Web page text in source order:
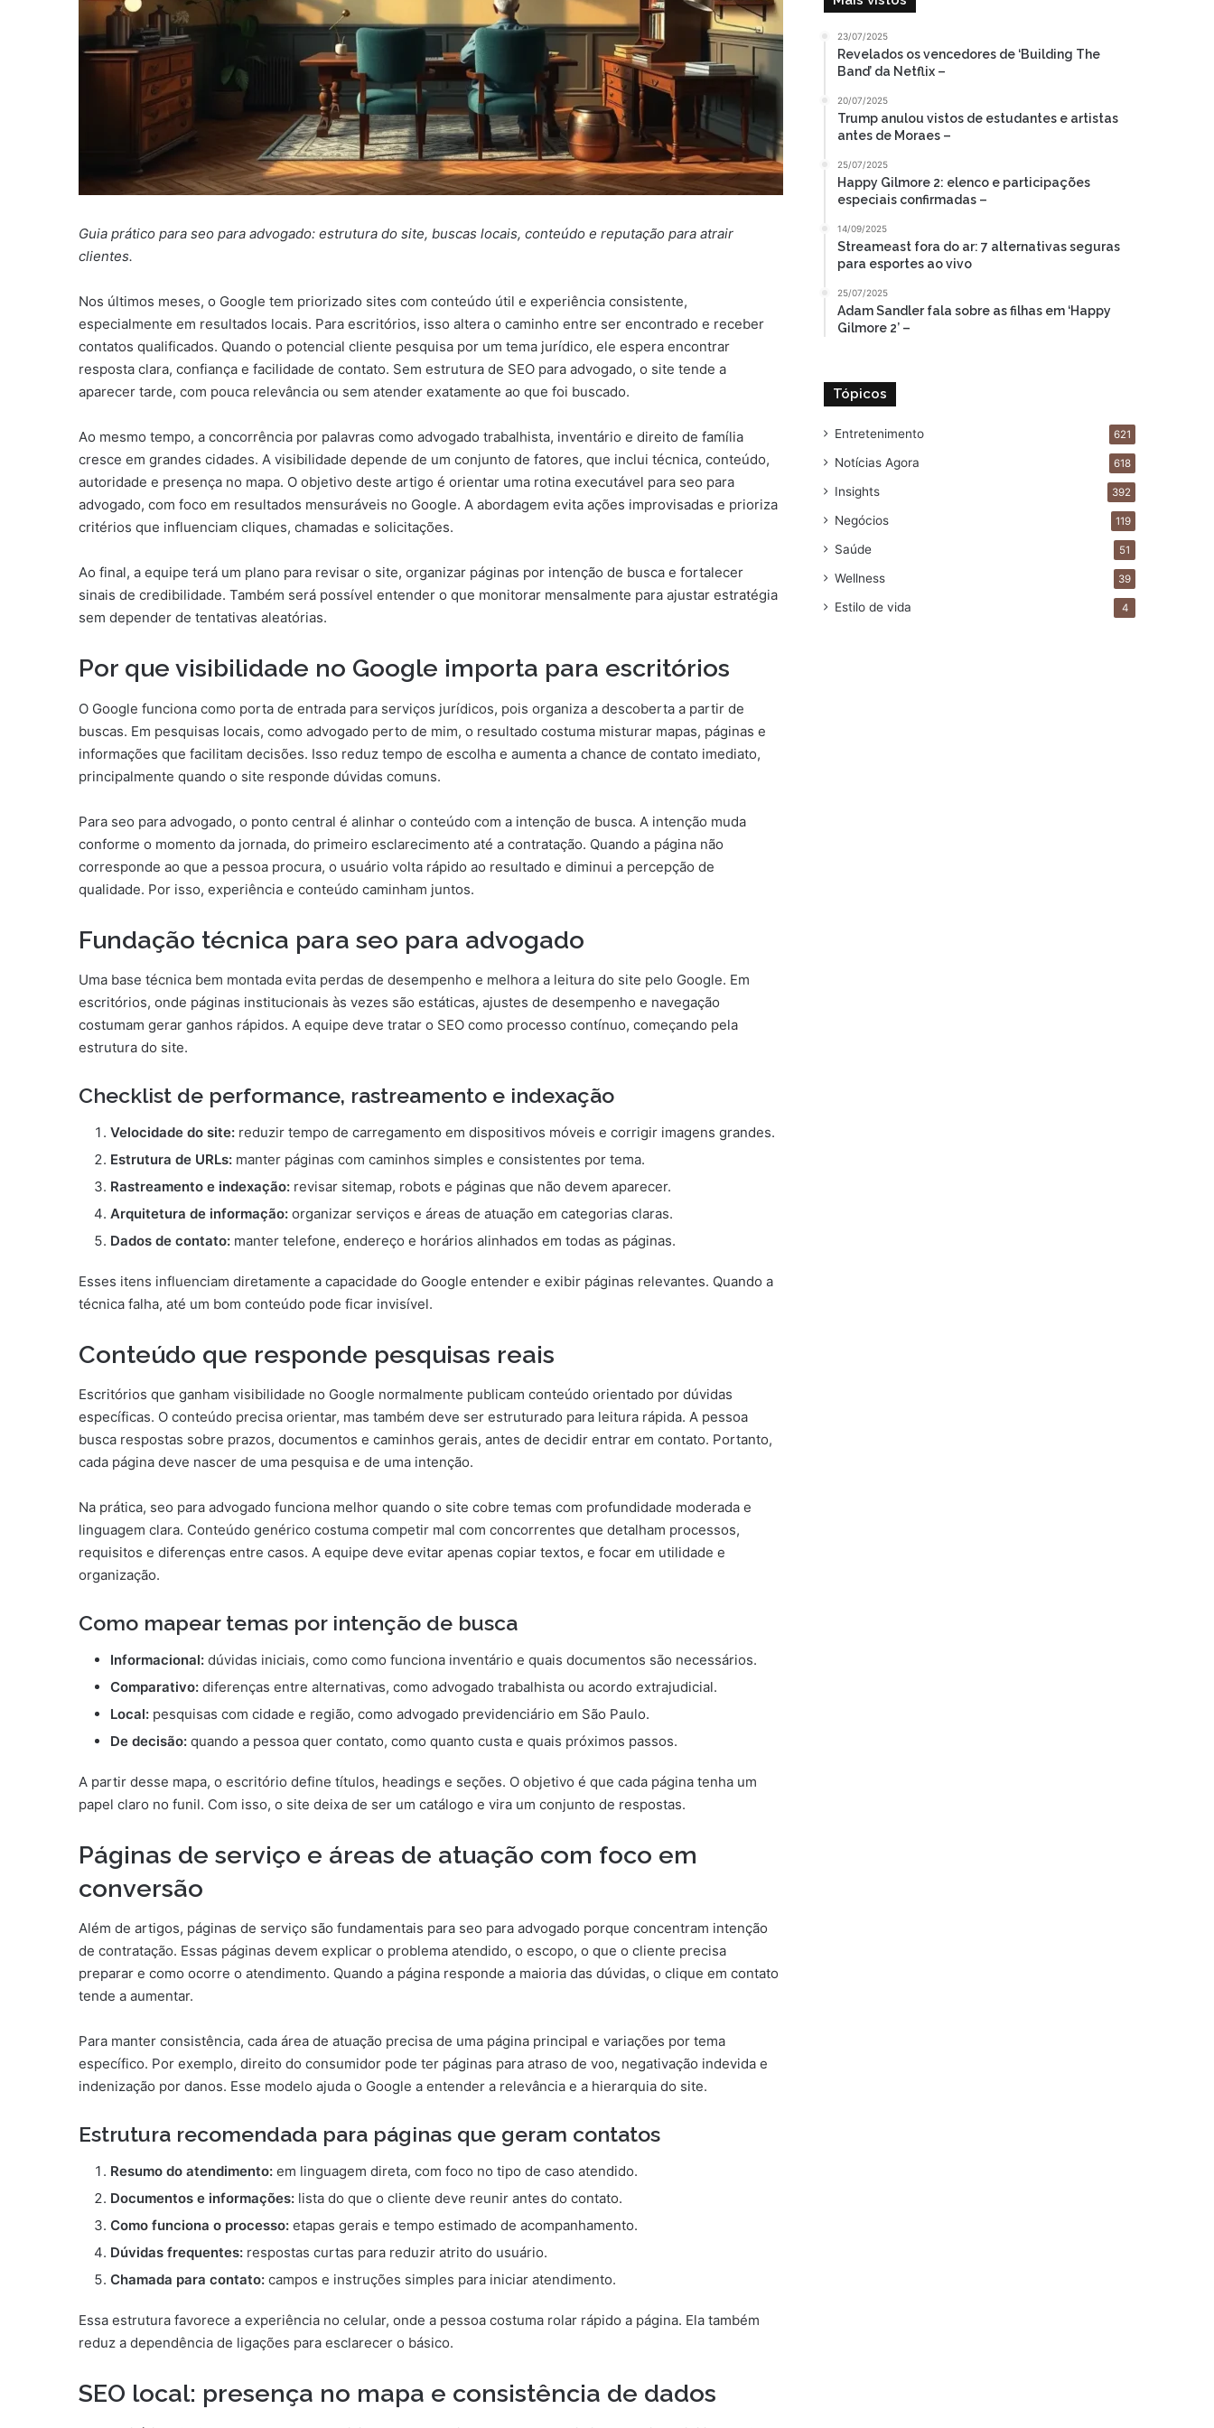
Guia prático para seo para advogado: estrutura do site, buscas locais, conteúdo e reputação para atrair
clientes.
Nos últimos meses, o Google tem priorizado sites com conteúdo útil e experiência consistente,
especialmente em resultados locais. Para escritórios, isso altera o caminho entre ser encontrado e receber
contatos qualificados. Quando o potencial cliente pesquisa por um tema jurídico, ele espera encontrar
resposta clara, confiança e facilidade de contato. Sem estrutura de SEO para advogado, o site tende a
aparecer tarde, com pouca relevância ou sem atender exatamente ao que foi buscado.
Ao mesmo tempo, a concorrência por palavras como advogado trabalhista, inventário e direito de família
cresce em grandes cidades. A visibilidade depende de um conjunto de fatores, que inclui técnica, conteúdo,
autoridade e presença no mapa. O objetivo deste artigo é orientar uma rotina executável para seo para
advogado, com foco em resultados mensuráveis no Google. A abordagem evita ações improvisadas e prioriza
critérios que influenciam cliques, chamadas e solicitações.
Ao final, a equipe terá um plano para revisar o site, organizar páginas por intenção de busca e fortalecer
sinais de credibilidade. Também será possível entender o que monitorar mensalmente para ajustar estratégia
sem depender de tentativas aleatórias.
Por que visibilidade no Google importa para escritórios
O Google funciona como porta de entrada para serviços jurídicos, pois organiza a descoberta a partir de
buscas. Em pesquisas locais, como advogado perto de mim, o resultado costuma misturar mapas, páginas e
informações que facilitam decisões. Isso reduz tempo de escolha e aumenta a chance de contato imediato,
principalmente quando o site responde dúvidas comuns.
Para seo para advogado, o ponto central é alinhar o conteúdo com a intenção de busca. A intenção muda
conforme o momento da jornada, do primeiro esclarecimento até a contratação. Quando a página não
corresponde ao que a pessoa procura, o usuário volta rápido ao resultado e diminui a percepção de
qualidade. Por isso, experiência e conteúdo caminham juntos.
Fundação técnica para seo para advogado
Uma base técnica bem montada evita perdas de desempenho e melhora a leitura do site pelo Google. Em
escritórios, onde páginas institucionais às vezes são estáticas, ajustes de desempenho e navegação
costumam gerar ganhos rápidos. A equipe deve tratar o SEO como processo contínuo, começando pela
estrutura do site.
Checklist de performance, rastreamento e indexação
Velocidade do site: reduzir tempo de carregamento em dispositivos móveis e corrigir imagens grandes.
Estrutura de URLs: manter páginas com caminhos simples e consistentes por tema.
Rastreamento e indexação: revisar sitemap, robots e páginas que não devem aparecer.
Arquitetura de informação: organizar serviços e áreas de atuação em categorias claras.
Dados de contato: manter telefone, endereço e horários alinhados em todas as páginas.
Esses itens influenciam diretamente a capacidade do Google entender e exibir páginas relevantes. Quando a
técnica falha, até um bom conteúdo pode ficar invisível.
Conteúdo que responde pesquisas reais
Escritórios que ganham visibilidade no Google normalmente publicam conteúdo orientado por dúvidas
específicas. O conteúdo precisa orientar, mas também deve ser estruturado para leitura rápida. A pessoa
busca respostas sobre prazos, documentos e caminhos gerais, antes de decidir entrar em contato. Portanto,
cada página deve nascer de uma pesquisa e de uma intenção.
Na prática, seo para advogado funciona melhor quando o site cobre temas com profundidade moderada e
linguagem clara. Conteúdo genérico costuma competir mal com concorrentes que detalham processos,
requisitos e diferenças entre casos. A equipe deve evitar apenas copiar textos, e focar em utilidade e
organização.
Como mapear temas por intenção de busca
Informacional: dúvidas iniciais, como como funciona inventário e quais documentos são necessários.
Comparativo: diferenças entre alternativas, como advogado trabalhista ou acordo extrajudicial.
Local: pesquisas com cidade e região, como advogado previdenciário em São Paulo.
De decisão: quando a pessoa quer contato, como quanto custa e quais próximos passos.
A partir desse mapa, o escritório define títulos, headings e seções. O objetivo é que cada página tenha um
papel claro no funil. Com isso, o site deixa de ser um catálogo e vira um conjunto de respostas.
Páginas de serviço e áreas de atuação com foco em
conversão
Além de artigos, páginas de serviço são fundamentais para seo para advogado porque concentram intenção
de contratação. Essas páginas devem explicar o problema atendido, o escopo, o que o cliente precisa
preparar e como ocorre o atendimento. Quando a página responde a maioria das dúvidas, o clique em contato
tende a aumentar.
Para manter consistência, cada área de atuação precisa de uma página principal e variações por tema
específico. Por exemplo, direito do consumidor pode ter páginas para atraso de voo, negativação indevida e
indenização por danos. Esse modelo ajuda o Google a entender a relevância e a hierarquia do site.
Estrutura recomendada para páginas que geram contatos
Resumo do atendimento: em linguagem direta, com foco no tipo de caso atendido.
Documentos e informações: lista do que o cliente deve reunir antes do contato.
Como funciona o processo: etapas gerais e tempo estimado de acompanhamento.
Dúvidas frequentes: respostas curtas para reduzir atrito do usuário.
Chamada para contato: campos e instruções simples para iniciar atendimento.
Essa estrutura favorece a experiência no celular, onde a pessoa costuma rolar rápido a página. Ela também
reduz a dependência de ligações para esclarecer o básico.
SEO local: presença no mapa e consistência de dados
23/07/2025
Revelados os vencedores de ‘Building The
Band’ da Netflix –
20/07/2025
Trump anulou vistos de estudantes e artistas
antes de Moraes –
25/07/2025
Happy Gilmore 2: elenco e participações
especiais confirmadas –
14/09/2025
Streameast fora do ar: 7 alternativas seguras
para esportes ao vivo
25/07/2025
Adam Sandler fala sobre as filhas em ‘Happy
Gilmore 2’ –
Tópicos
Entretenimento 621
Notícias Agora 618
Insights 392
Negócios 119
Saúde 51
Wellness 39
Estilo de vida 4